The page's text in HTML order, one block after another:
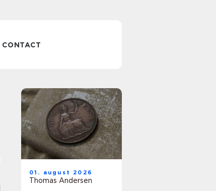
CONTACT
01. august 2026
Thomas Andersen